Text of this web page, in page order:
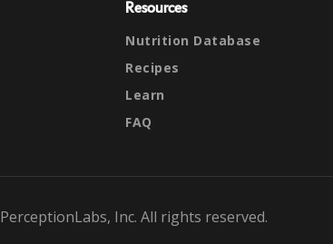
Resources
Nutrition Database
Recipes
Learn
FAQ
Inc. All rights reserved.